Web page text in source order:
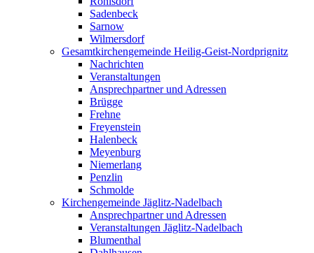
Sadenbeck
Sarnow
Wilmersdorf
Gesamtkirchengemeinde Heilig-Geist-Nordprignitz
Nachrichten
Veranstaltungen
Ansprechpartner und Adressen
Brügge
Frehne
Freyenstein
Halenbeck
Meyenburg
Niemerlang
Penzlin
Schmolde
Kirchengemeinde Jäglitz-Nadelbach
Ansprechpartner und Adressen
Veranstaltungen Jäglitz-Nadelbach
Blumenthal